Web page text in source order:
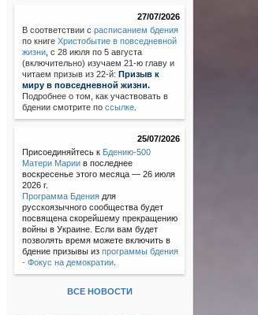
27/07/2026
В соответствии с расписанием бдения
по книгеХристобытие в повседневной
жизни с 28 июля по 5 августа
(включительно) изучаем 21-ю главу и
читаем призыв из 22-й: Призыв к
миру в повседневной жизни.
Подробнее о том, как участвовать в
бдении смотрите поссылке
25/07/2026
Присоединяйтесь к Бдению-500
Матери Марии в последнее
воскресенье этого месяца — 26 июля
2026 г.
Программа Бдения для
русскоязычного сообщества будет
посвящена скорейшему прекращению
войны в Украине. Если вам будет
позволять время можете включить в
бдение призывы изпрограммы бдения
- Фокус на демократии
ВСЕ НОВОСТИ